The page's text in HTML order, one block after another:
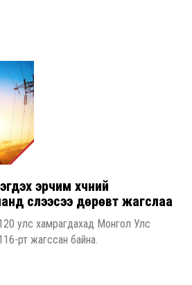
эрчим хүчний
сүүлээсээ дөрөвт жагслаа
120 улс хамрагдахад Монгол Улс
рт жагссан байна.